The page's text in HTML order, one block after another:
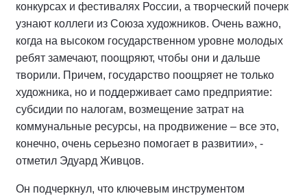
конкурсах и фестивалях России, а творческий почерк
узнают коллеги из Союза художников. Очень важно,
когда на высоком государственном уровне молодых
ребят замечают, поощряют, чтобы они и дальше
творили. Причем, государство поощряет не только
художника, но и поддерживает само предприятие:
субсидии по налогам, возмещение затрат на
коммунальные ресурсы, на продвижение – все это,
конечно, очень серьезно помогает в развитии», -
отметил Эдуард Живцов.
Он подчеркнул, что ключевым инструментом